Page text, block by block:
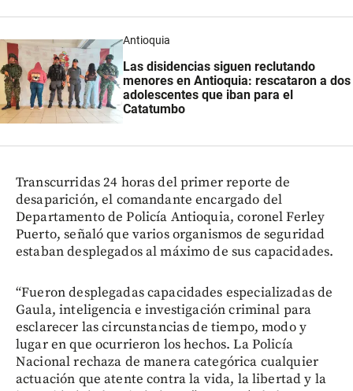
Antioquia
Las disidencias siguen reclutando
menores en Antioquia: rescataron a dos
adolescentes que iban para el
Catatumbo
Transcurridas 24 horas del primer reporte de
desaparición, el comandante encargado del
Departamento de Policía Antioquia, coronel Ferley
Puerto, señaló que varios organismos de seguridad
estaban desplegados al máximo de sus capacidades.
“Fueron desplegadas capacidades especializadas de
Gaula, inteligencia e investigación criminal para
esclarecer las circunstancias de tiempo, modo y
lugar en que ocurrieron los hechos. La Policía
Nacional rechaza de manera categórica cualquier
actuación que atente contra la vida, la libertad y la